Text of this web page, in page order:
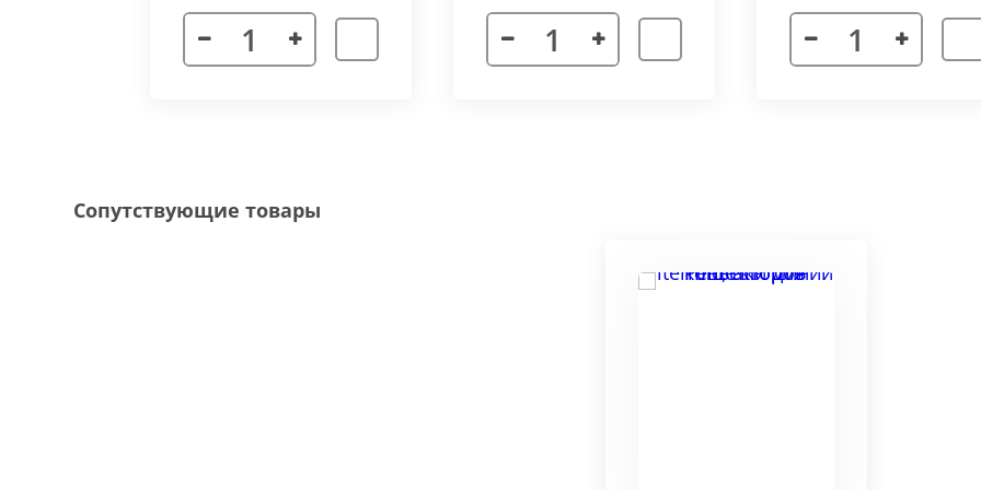
Декоративная рамка выполнена из алюминия. Придает прибору завершенности и помогает
напольного покрытия и короба конвектора, а также увеличивает жесткость короба.
соединения 70 градусов.
большей длины, конвектор собирается из отдельных сегментов.
Сопутствующие товары